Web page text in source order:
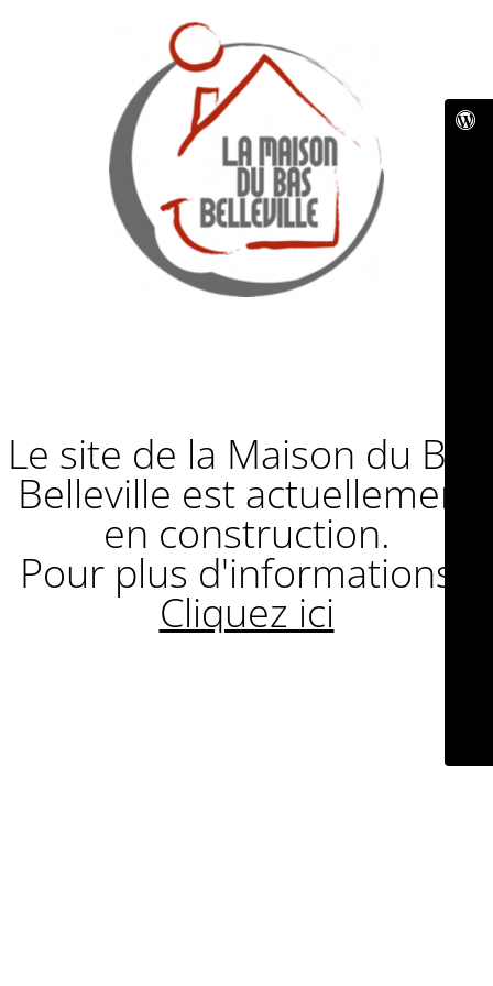
Le site de la Maison du Bas
Belleville est actuellement
en construction.
Pour plus d'informations :
Cliquez ici